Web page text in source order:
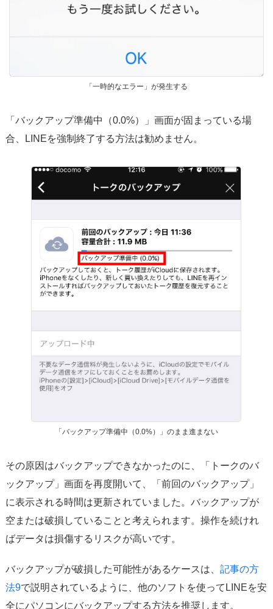
「一時的なエラー」が発生する
「バックアップ準備中（0.0%）」画面が固まっている場
合、LINEを強制終了する方法は勧めません。
「バックアップ準備中（0.0%）」のまま進まない
その原因はバックアップできなかったのに、「トークのバ
ックアップ」画面を再度開いて、「前回のバックアップ」
に表示される時間は更新されていました。バックアップが
空または破損していることと考えられます。操作を続けれ
ばデータは損傷するリスクが高いです。
バックアップが破損した可能性があるケースは、 記事の方
法9で説明されているように、他のソフトを使ってLINEを安
全にパソコンにバックアップする方法を推奨します。